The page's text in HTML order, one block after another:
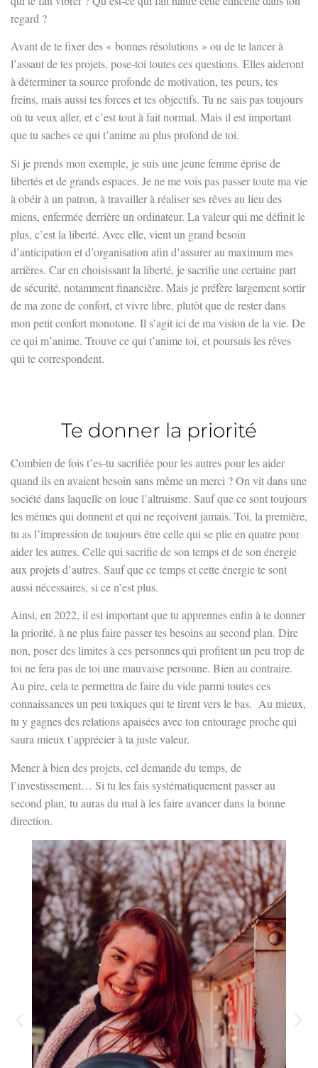
regard ?
Avant de te fixer des « bonnes résolutions » ou de te lancer à
l’assaut de tes projets, pose-toi toutes ces questions. Elles aideront
à déterminer ta source profonde de motivation, tes peurs, tes
freins, mais aussi tes forces et tes objectifs. Tu ne sais pas toujours
où tu veux aller, et c’est tout à fait normal. Mais il est important
que tu saches ce qui t’anime au plus profond de toi.
Si je prends mon exemple, je suis une jeune femme éprise de
libertés et de grands espaces. Je ne me vois pas passer toute ma vie
à obéir à un patron, à travailler à réaliser ses rêves au lieu des
miens, enfermée derrière un ordinateur. La valeur qui me définit le
plus, c’est la liberté. Avec elle, vient un grand besoin
d’anticipation et d’organisation afin d’assurer au maximum mes
arrières. Car en choisissant la liberté, je sacrifie une certaine part
de sécurité, notamment financière. Mais je préfère largement sortir
de ma zone de confort, et vivre libre, plutôt que de rester dans
mon petit confort monotone. Il s’agit ici de ma vision de la vie. De
ce qui m’anime. Trouve ce qui t’anime toi, et poursuis les rêves
qui te correspondent.
Te donner la priorité
Combien de fois t’es-tu sacrifiée pour les autres pour les aider
quand ils en avaient besoin sans même un merci ? On vit dans une
société dans laquelle on loue l’altruisme. Sauf que ce sont toujours
les mêmes qui donnent et qui ne reçoivent jamais. Toi, la première,
tu as l’impression de toujours être celle qui se plie en quatre pour
aider les autres. Celle qui sacrifie de son temps et de son énergie
aux projets d’autres. Sauf que ce temps et cette énergie te sont
aussi nécessaires, si ce n’est plus.
Ainsi, en 2022, il est important que tu apprennes enfin à te donner
la priorité, à ne plus faire passer tes besoins au second plan. Dire
non, poser des limites à ces personnes qui profitent un peu trop de
toi ne fera pas de toi une mauvaise personne. Bien au contraire.
Au pire, cela te permettra de faire du vide parmi toutes ces
connaissances un peu toxiques qui te tirent vers le bas. Au mieux,
tu y gagnes des relations apaisées avec ton entourage proche qui
saura mieux t’apprécier à ta juste valeur.
Mener à bien des projets, cel demande du temps, de
l’investissement… Si tu les fais systématiquement passer au
second plan, tu auras du mal à les faire avancer dans la bonne
direction.